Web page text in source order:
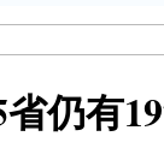
仍有